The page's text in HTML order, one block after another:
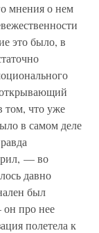
мнения о нем
это было, в
том, что уже
в самом деле
— во
давно
был
про нее
полетела к